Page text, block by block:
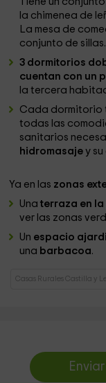
la chimenea de
La mesa de
conjunto de sillas.
3 dormitorios
cuentan con un
la tercera
Cada dormitorio
todas las
sanitarios
hidromasaje y
Ya en las zonas
Unaterraza en
ver las zonas
Un espacio
una barbacoa.
Casas Rurales Castilla y